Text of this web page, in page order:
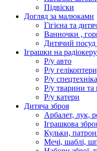
Підвіски
Догляд за малюками
Гігієна та
Ванночки ,
Дитячий посуд
Іграшки на
Р/у авто
Р/у
Р/у
Р/у тварини та
Р/у катери
Дитяча зброя
Арбалет, лук,
Іграшкова
Кульки,
Мечі, шаблі,